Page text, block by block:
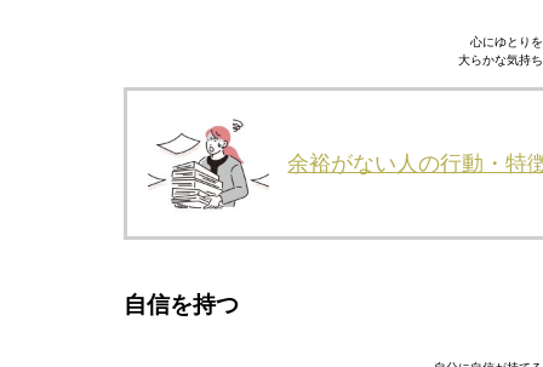
心にゆとり
大らかな気持
余裕がない人の行動・特
自信を持つ